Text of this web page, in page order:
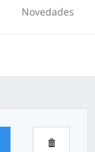
Novedades